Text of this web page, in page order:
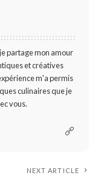
partage mon amour
et créatives
m'a permis
culinaires que je
vous.
NEXT ARTICLE